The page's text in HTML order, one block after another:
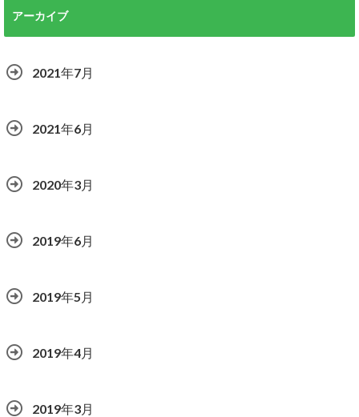
アーカイブ
2021年7月
2021年6月
2020年3月
2019年6月
2019年5月
2019年4月
2019年3月